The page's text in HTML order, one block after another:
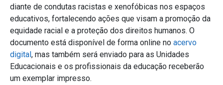
diante de condutas racistas e xenofóbicas nos espaços
educativos, fortalecendo ações que visam a promoção da
equidade racial e a proteção dos direitos humanos. O
documento está disponível de forma online no acervo
digital, mas também será enviado para as Unidades
Educacionais e os profissionais da educação receberão
um exemplar impresso.